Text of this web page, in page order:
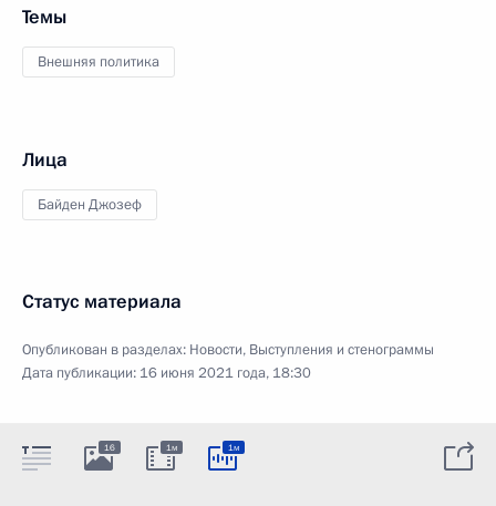
Темы
Внешняя политика
Лица
Байден Джозеф
Статус материала
Опубликован в разделах: Новости, Выступления и стенограммы
Дата публикации: 16 июня 2021 года, 18:30
16 1м 1м